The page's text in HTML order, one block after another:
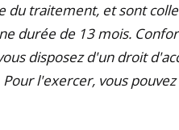
du traitement, et sont
durée de 13 mois.
disposez d'un droit
l'exercer, vous